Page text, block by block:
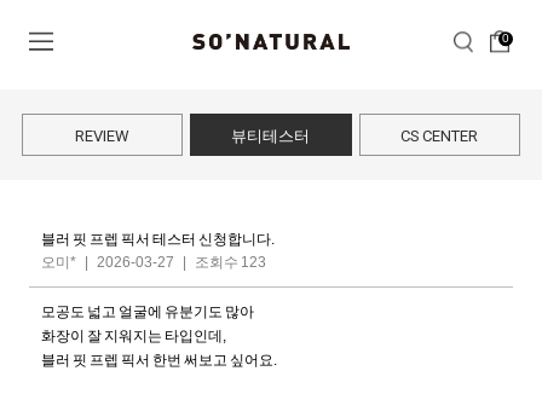
0
REVIEW 뷰티테스터 CS CENTER
블러 핏 프렙 픽서 테스터 신청합니다.
오미*
2026-03-27 조회수 123
모공도 넓고 얼굴에 유분기도 많아
화장이 잘 지워지는 타입인데,
블러 핏 프렙 픽서 한번 써보고 싶어요.